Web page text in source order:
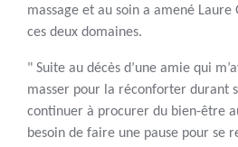
massage et au soin a amené
ces deux domaines.
" Suite au décès d’une amie qui
masser pour la réconforter durant
continuer à procurer du bien-être
besoin de faire une pause pour se